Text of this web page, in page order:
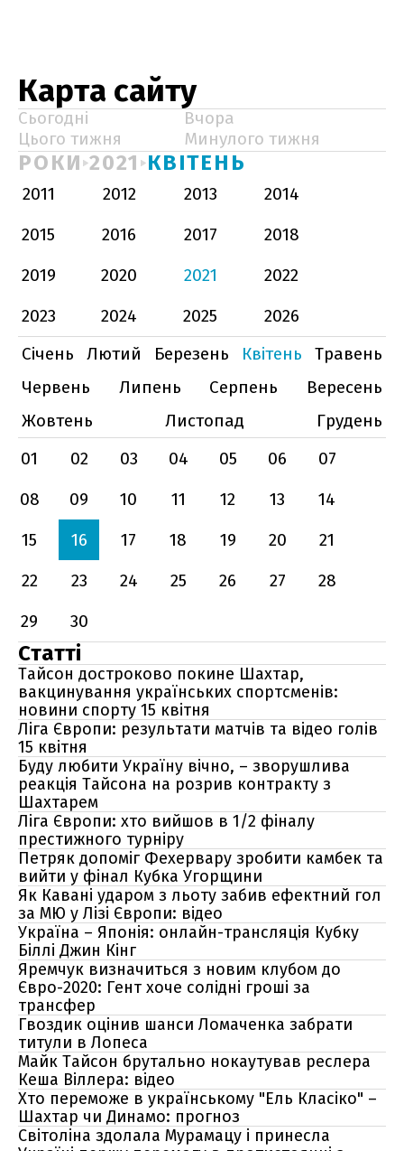
Карта сайту
Сьогодні
Вчора
Цього тижня
Минулого тижня
РОКИ 2021 КВІТЕНЬ
2011 2012 2013
2014
2015
2016 2017
2018
2019
2020 2021
2022
2023
2024 2025
2026
Січень
Лютий Березень Квітень
Травень
Червень
Липень Серпень
Вересень
Жовтень
Листопад
Грудень
01
02 03 04 05 06
07
08
09 10 11 12 13
14
15
16 17 18 19 20
21
22
23 24 25 26 27
28
29
30
Статті
Тайсон достроково покине Шахтар,
вакцинування українських спортсменів:
новини спорту 15 квітня
Ліга Європи: результати матчів та відео голів
15 квітня
Буду любити Україну вічно, – зворушлива
реакція Тайсона на розрив контракту з
Шахтарем
Ліга Європи: хто вийшов в 1/2 фіналу
престижного турніру
Петряк допоміг Фехервару зробити камбек та
вийти у фінал Кубка Угорщини
Як Кавані ударом з льоту забив ефектний гол
за МЮ у Лізі Європи: відео
Україна – Японія: онлайн-трансляція Кубку
Біллі Джин Кінг
Яремчук визначиться з новим клубом до
Євро-2020: Гент хоче солідні гроші за
трансфер
Гвоздик оцінив шанси Ломаченка забрати
титули в Лопеса
Майк Тайсон брутально нокаутував реслера
Кеша Віллера: відео
Хто переможе в українському "Ель Класіко" –
Шахтар чи Динамо: прогноз
Світоліна здолала Мурамацу і принесла